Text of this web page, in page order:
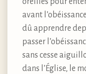
avant
dû apprendre
passer
sans cesse
dans l’Église, le